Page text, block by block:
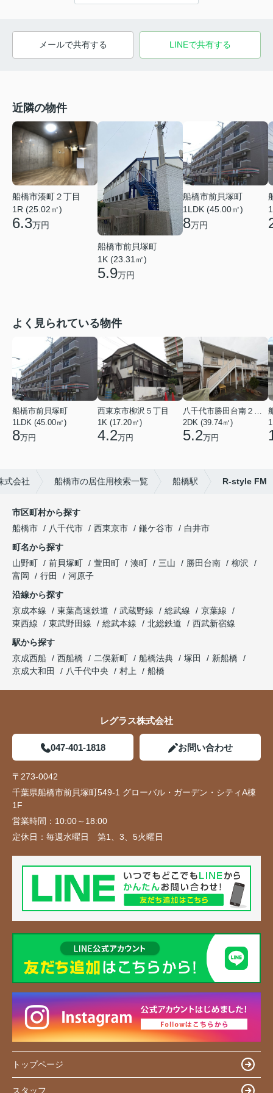
メールで共有する LINEで共有する
近隣の物件
船橋市湊町２丁目
1R (25.02㎡)
6.3万円
船橋市前貝塚町
1K (23.31㎡)
5.9万円
船橋市前貝塚町
1LDK (45.00㎡)
8万円
よく見られている物件
船橋市前貝塚町
1LDK (45.00㎡)
8万円
西東京市柳沢５丁目
1K (17.20㎡)
4.2万円
2DK (39.74㎡)
5.2万円
式会社 船橋市の居住用検索一覧 船橋駅 R-style FM
市区町村から探す
船橋市
八千代市 西東京市 鎌ケ谷市
白井市
町名から探す
山野町
前貝塚町 萱田町 湊町 三山 勝田台南
柳沢
富岡
行田
河原子
沿線から探す
京成本線
東葉高速鉄道 武蔵野線 総武線
京葉線
東西線
東武野田線 総武本線 北総鉄道
西武新宿線
駅から探す
京成西船
西船橋 二俣新町 船橋法典 塚田
新船橋
京成大和田
八千代中央 村上 船橋
レグラス株式会社
047-401-1818 お問い合わせ
〒273-0042
千葉県船橋市前貝塚町549-1 グローバル・ガーデン・シティA棟
1F
営業時間： 10:00～18:00
定休日： 毎週水曜日 第1、3、5火曜日
トップページ
スタッフ